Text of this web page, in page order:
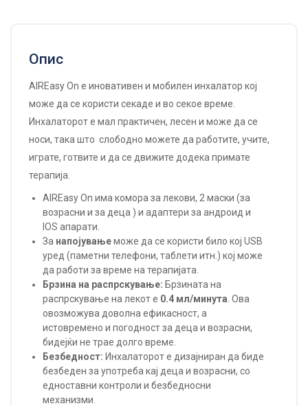
Опис
AIREasy On е иновативен и мобилен инхалатор кој
може да се користи секаде и во секое време.
Инхалаторот е мал практичен, лесен и може да се
носи, така што слободно можете да работите, учите,
играте, готвите и да се движите додека примате
терапија.
AIREasy On има комора за лекови, 2 маски (за
возрасни и за деца ) и адаптери за андроид и
IOS апарати.
За напојувањеможе да се користи било кој USB
уред (паметни телефони, таблети итн.) кој може
да работи за време на терапијата.
Брзина на распрскување: Брзината на
распрскување на лекот е 0.4 мл/минута . Ова
овозможува доволна ефикасност, а
истовремено и погодност за деца и возрасни,
бидејќи не трае долго време.
Безбедност: Инхалаторот е дизајниран да биде
безбеден за употреба кај деца и возрасни, со
едноставни контроли и безбедносни
механизми.